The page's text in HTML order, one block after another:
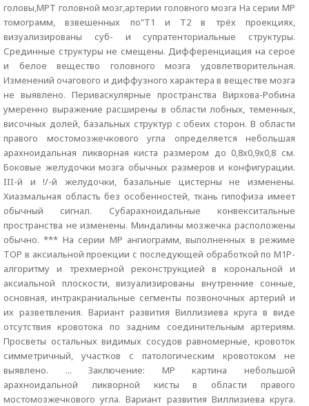
головы,МРТ головной мозг,артерии головного мозга На серии МР
томограмм, взвешенных по"Т1 и Т2 в трёх проекциях,
визуализированы суб- и супратенториальные структуры.
Срединные структуры не смещены. Дифференциация на серое
и белое вещество головного мозга удовлетворительная.
Изменений очагового и диффузного характера в веществе мозга
не выявлено. Периваскулярные пространства Вирхова-Робина
умеренно выражение расширены в области лобных, теменных,
височных долей, базальных структур с обеих сторон. В области
правого мостомозжечкового угла определяется небольшая
арахноидальная ликворная киста размером до 0,8x0,9x0,8 см.
Боковые желудочки мозга обычных размеров и конфигурации.
III-й и !/-й желудочки, базальные цистерны не изменены.
Хиазмальная область без особенностей, ткань гипофиза имеет
обычный сигнал. Субарахноидальные конвекситальные
пространства не изменены. Миндалины мозжечка расположены
обычно. *** На серии МР ангиограмм, выполненных в режиме
ТОР в аксиальной проекции с последующей обработкой по М1Р-
алгоритму и трехмерной реконструкцией в корональной и
аксиальной плоскости, визуализированы внутренние сонные,
основная, интракраниальные сегменты позвоночных артерий и
их разветвления. Вариант развития Виллизиева круга в виде
отсутствия кровотока по задним соединительным артериям.
Просветы остальных видимых сосудов равномерные, кровоток
симметричный, участков с патологическим кровотоком не
выявлено. ... Заключение: МР картина небольшой
арахноидальной ликворной кисты в области правого
мостомозжечкового угла. Вариант развития Виллизиева круга.